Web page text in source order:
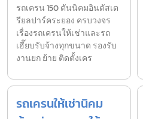
รถเครน 150 ตันนิคมอินดัสเต
รียลปาร์คระยอง ครบวงจร
เรื่องรถเครนให้เช่าและรถ
เฮี๊ยบรับจ้างทุกขนาด รองรับ
งานยก ย้าย ติดตั้งเคร
รถเครนให้เช่านิคม